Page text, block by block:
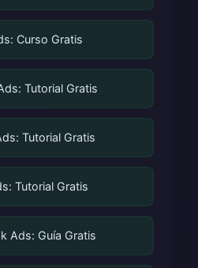
Curso Gratis
Tutorial Gratis
Tutorial Gratis
Tutorial Gratis
Ads: Guía Gratis